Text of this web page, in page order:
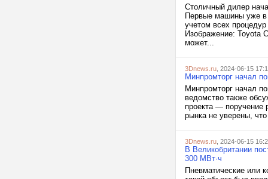
Столичный дилер
Первые машины уже в
учетом всех
Изображение: Toyota
может...
3Dnews.ru , 2024-06-15
Минпромторг начал
Минпромторг начал
ведомство также
проекта — поручение
рынка не уверены,
3Dnews.ru , 2024-06-15
В Великобритании
300 МВт·ч
Пневматические или